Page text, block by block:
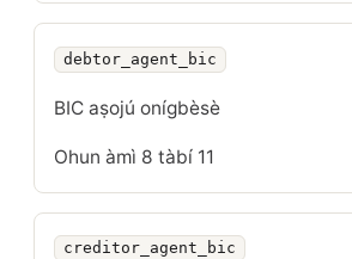
debtor_agent_bic
BIC aṣojú onígbèsè
Ohun àmì 8 tàbí 11
creditor_agent_bic